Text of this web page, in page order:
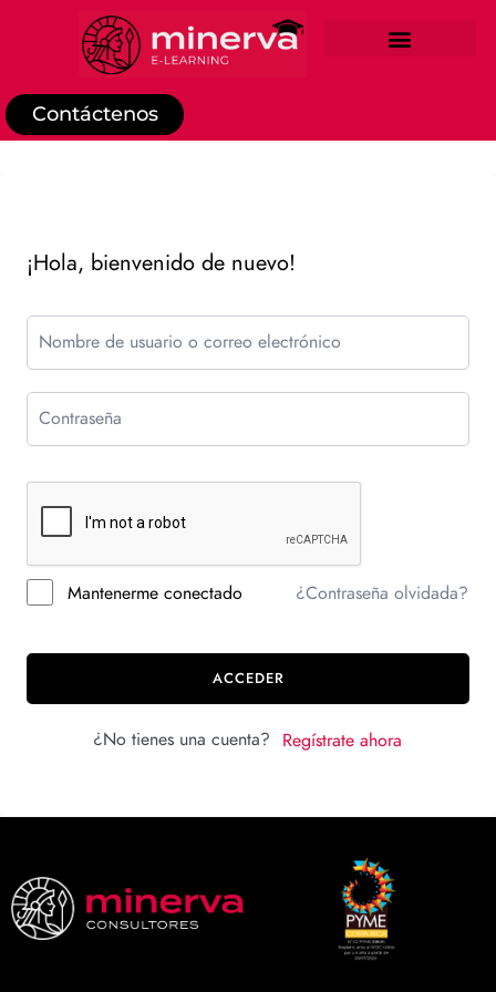
Contáctenos
¡Hola, bienvenido de nuevo!
Mantenerme conectado ¿Contraseña olvidada?
ACCEDER
¿No tienes una cuenta? Regístrate ahora